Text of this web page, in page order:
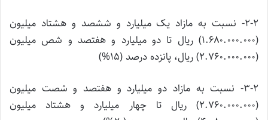
۲-۲‌- نسبت به مازاد یک میلیارد و ششصد و هشتاد میلیون
(۱.۶۸۰.۰۰۰.۰۰۰) ریال تا دو میلیارد و هفتصد و شص میلیون
(۲.۷۶۰.۰۰۰.۰۰۰) ریال، پانزده درصد (۱۵%)
۳-۲‌- نسبت به مازاد دو میلیارد و هفتصد و شصت میلیون
(۲.۷۶۰.۰۰۰.۰۰۰) ریال تا چهار میلیارد و هشتاد میلیون